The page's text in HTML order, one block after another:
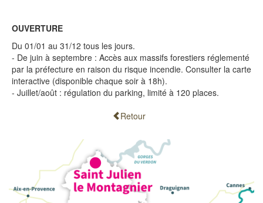
OUVERTURE
Du 01/01 au 31/12 tous les jours.
- De juin à septembre : Accès aux massifs forestiers réglementé
par la préfecture en raison du risque incendie. Consulter la carte
interactive (disponible chaque soir à 18h).
- Juillet/août : régulation du parking, limité à 120 places.
Retour